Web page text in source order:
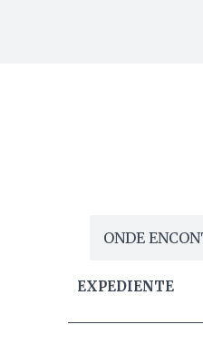
ONDE
EXPEDIENTE